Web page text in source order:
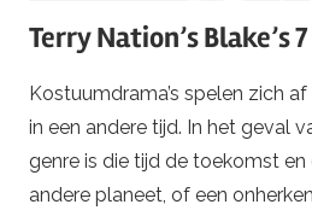
Terry Nation’s Blake’s 7
Kostuumdrama’s spelen zich
in een andere tijd. In het geval
genre is die tijd de toekomst en
andere planeet, of een